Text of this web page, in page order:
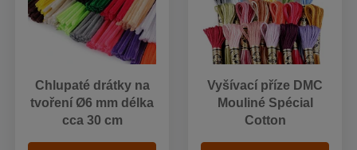
Chlupaté drátky na
tvoření Ø6 mm délka
cca 30 cm
Vyšívací příze DMC
Mouliné Spécial
Cotton